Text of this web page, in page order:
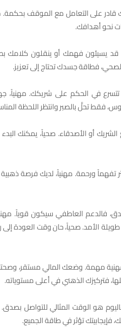
على التعامل مع الموقف بحكمة.
نحو أهدافك.
قد يسيئون فهمك أو ينقلون كلامك
فطاقة جسدك تحتاج إلى تعزيز.
تتسرع في الحكم على شريكك. مهنياً،
فقط تحلَّ بالصبر وانتظر اللحظة
أو الأصدقاء. صحياً، يمكنك البدء
تفهماً ورحمة. مهنياً، لديك فرصة ذهبية
فالدعم العاطفي سيكون قوياً.
الأمد. صحياً، حان وقت العودة إلى
مهنية مهمة. وضعك المالي مستقر،
فتركيزك الذهني في أعلى مستوياته.
هو الوقت المثالي للتواصل بصدق.
تؤثر في طاقة الجميع.